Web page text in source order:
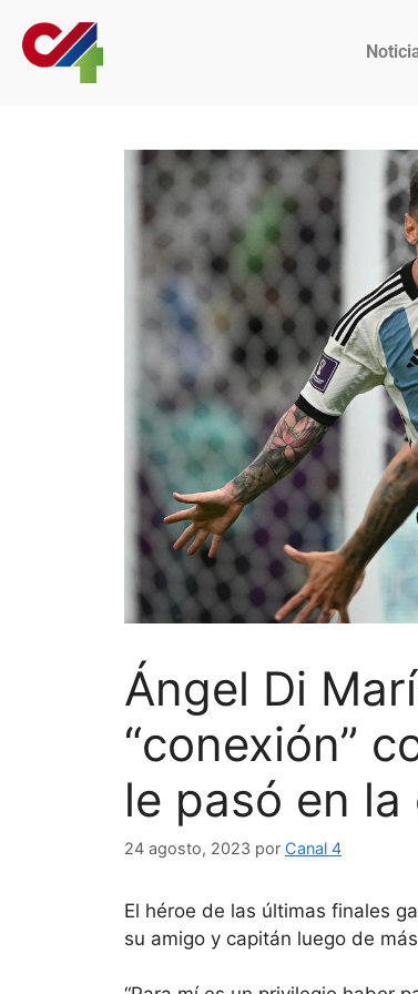
Ángel Di
“conexión”
le pasó en la
24 agosto, 2023 por Canal 4
El héroe de las últimas finales
su amigo y capitán luego de